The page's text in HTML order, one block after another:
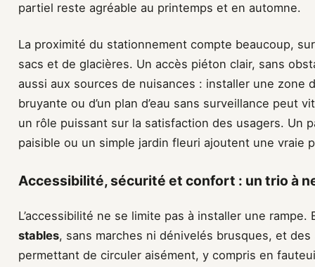
partiel reste agréable au printemps et en automne.
La proximité du stationnement compte beaucoup,
sacs et de glacières. Un accès piéton clair, sans
aussi aux sources de nuisances : installer une zone
bruyante ou d’un plan d’eau sans surveillance peut
un rôle puissant sur la satisfaction des usagers. Un
paisible ou un simple jardin fleuri ajoutent une vraie
Accessibilité, sécurité et confort : un trio à
L’accessibilité ne se limite pas à installer une
stables, sans marches ni dénivelés brusques, et
permettant de circuler aisément, y compris en